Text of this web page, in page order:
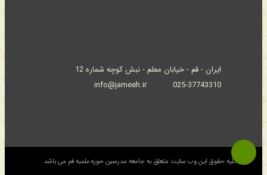
ایران - قم - خیابان معلم - نبش کوچه شماره 12
025-37743310
info@jameeh.ir
© کلیه حقوق این وب سایت متعلق به جامعه مدرسین حوزه علمیه قم می باشد.